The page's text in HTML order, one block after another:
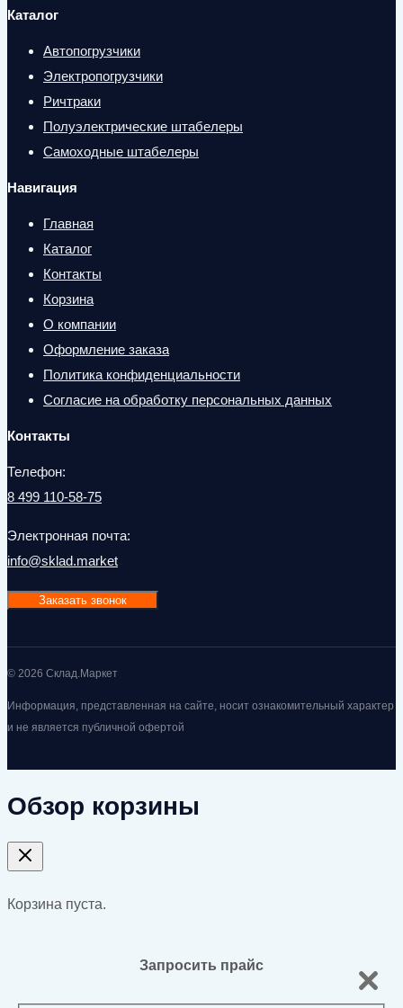
Каталог
Автопогрузчики
Электропогрузчики
Ричтраки
Полуэлектрические штабелеры
Самоходные штабелеры
Навигация
Главная
Каталог
Контакты
Корзина
О компании
Оформление заказа
Политика конфиденциальности
Согласие на обработку персональных данных
Контакты
Телефон:
8 499 110-58-75
Электронная почта:
info@sklad.market
Заказать звонок
© 2026 Склад.Маркет
Информация, представленная на сайте, носит ознакомительный характер
и не является публичной офертой
Обзор корзины
Корзина пуста.
Запросить прайс